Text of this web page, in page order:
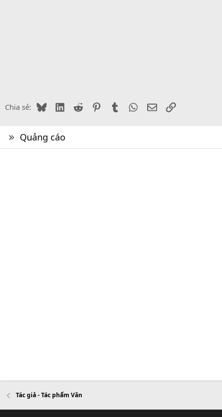
Chia sẻ: BlueskyLinkedIn
Reddit PinterestTumblr WhatsApp
EmailLink
Quảng cáo
Tác giả - Tác phẩm Văn